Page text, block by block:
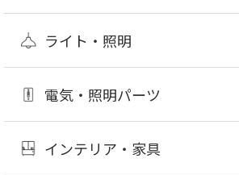
ライト・照明
電気・照明パーツ
インテリア・家具